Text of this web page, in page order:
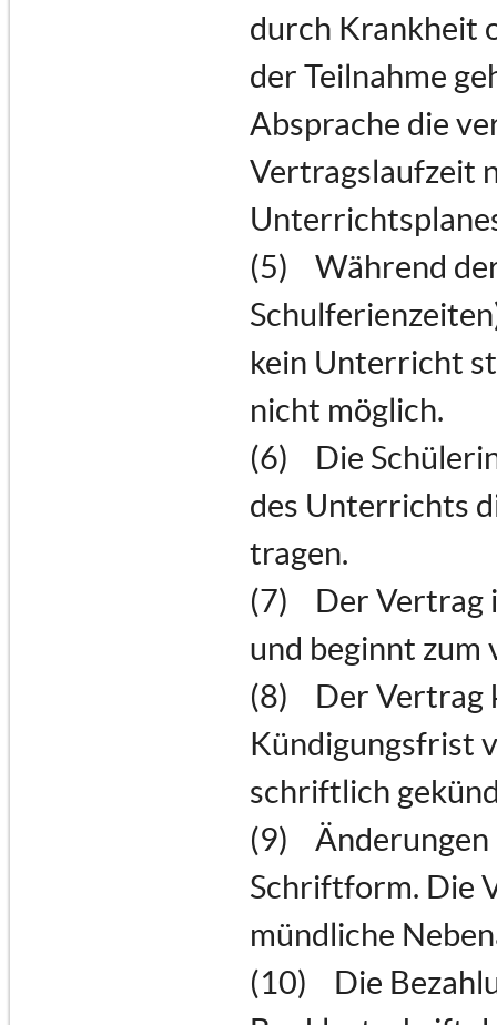
durch Krankheit
der Teilnahme
Absprache die
Vertragslaufzeit
(5) Während der
kein Unterricht
nicht möglich.
(6) Die
des Unterrichts
tragen.
(7) Der Vertrag
und beginnt
(8) Der Vertrag
Kündigungsfrist
schriftlich
(9) Änderungen
Schriftform. Die
mündliche
(10) Die